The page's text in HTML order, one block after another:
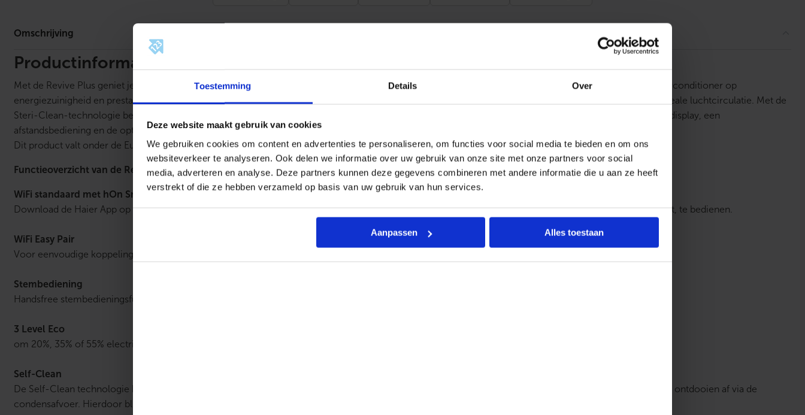
Toestemming Details Over
Deze website maakt gebruik van cookies
We gebruiken cookies om content en advertenties te personaliseren, om functies voor social media te bieden en om ons
websiteverkeer te analyseren. Ook delen we informatie over uw gebruik van onze site met onze partners voor social
media, adverteren en analyse. Deze partners kunnen deze gegevens combineren met andere informatie die u aan ze heeft
verstrekt of die ze hebben verzameld op basis van uw gebruik van hun services.
Aanpassen Alles toestaan
u
,
2
W
(
i
n
c
l
I
R
f
s
Omschrijving
Productinformatie
Met de Revive Plus geniet je van een comfortabele temperatuur en praktische eenvoud. Bij dit technisch hoogwaardige toestel ligt de nadruk van deze airconditioner op
energiezuinigheid en prestatie. De Revive Plus verwarmt je woning zelfs bij buitentemperaturen van -20 °C.
De compacte binnenunits zorgen voor de ideale luchtcirculatie. Met de
Steri-Clean-technologie ben je verzekerd van een gezonde lucht in huis. De Revive Plus is onder andere voorzien van een stille slaapmodus, handig led-display, een
afstandsbediening en de optie tot bedienen met een app.
Dit product valt onder de Europese F-gassenverordening en inbedrijfstelling mag uitsluitend uitgevoerd worden door een F-gassen gecertificeerd bedrijf.
Functieoverzicht van de Revive Plus:
WiFi standaard met hOn Smart Home App
Download de Haier App op een Apple of Android apparaat en verbind de apparatuur met uw apparaat om uw systeem, waar u ook bent en op elk moment, te bedienen.
WiFi Easy Pair
Voor eenvoudige koppeling met je WiFi netwerk.
Stembediening
Handsfree stembedieningsfunctie voor de Google Assistent of Amazon Alexa-compatibele slimme airconditioners van Haier.
3 Level Eco
om 20%, 35% of 55% electriciteit te besparen.
Self-Clean
De Self-Clean technologie bevriest met de vochtigheid uit de lucht de oppervlakte van de verdamper en voert de vervuiling van de verdamper tijdens het ontdooien af via de
condensafvoer. Hierdoor blijft de verdamper en de lucht schoon.